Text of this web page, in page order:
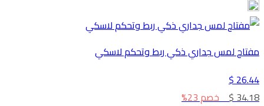
مفتاح لمس جداري ذكي ربط وتحكم لاسكي
26.44 $
34.18 $ خصم 23%